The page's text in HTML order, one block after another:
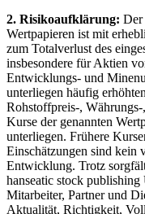
2. Risikoaufklärung: Der
Wertpapieren ist mit
zum Totalverlust des
insbesondere für Aktien
Entwicklungs- und
unterliegen häufig
Rohstoffpreis-,
Kurse der genannten
unterliegen. Frühere
Einschätzungen sind kein
Entwicklung. Trotz
hanseatic stock
Mitarbeiter, Partner und
Aktualität, Richtigkeit,